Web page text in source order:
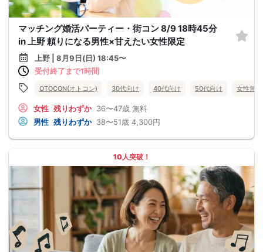
マッチング婚活パーティー・街コン 8/9 18時45分
in 上野 頼りになる男性×甘えたい女性限定
上野 | 8月9日(日) 18:45〜
受付終了まで1時間
OTOCON(オトコン) 30代向け 40代向け 50代向け 女性無料
女性 残りわずか 36〜47歳 無料
男性 残りわずか 38〜51歳 4,300円
10人突破！